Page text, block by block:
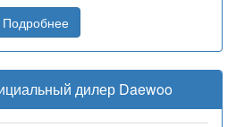
Подробнее
дилер Daewoo